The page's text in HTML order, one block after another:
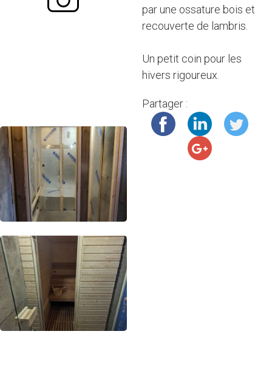
par une ossature bois et
recouverte de lambris.
Un petit coin pour les
hivers rigoureux.
Partager :